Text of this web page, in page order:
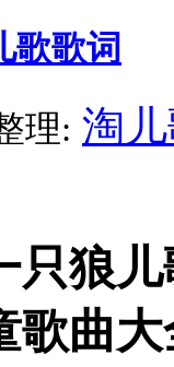
歌歌词
理: 淘
只狼
歌曲